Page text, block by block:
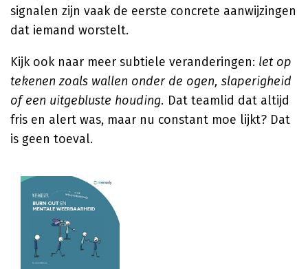
signalen zijn vaak de eerste concrete aanwijzingen
dat iemand worstelt.
Kijk ook naar meer subtiele veranderingen: let op
tekenen zoals wallen onder de ogen, slaperigheid
of een uitgebluste houding. Dat teamlid dat altijd
fris en alert was, maar nu constant moe lijkt? Dat
is geen toeval.